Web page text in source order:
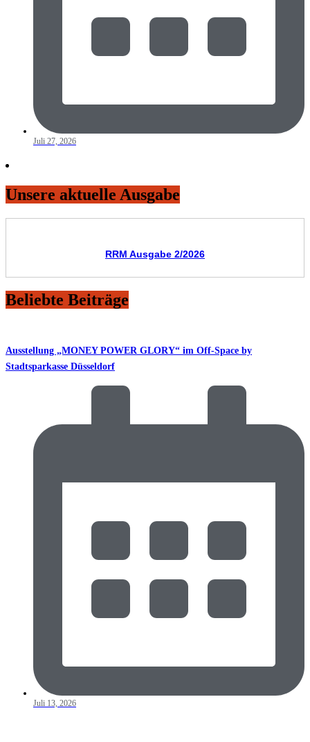
Juli 27, 2026
Unsere aktuelle Ausgabe
RRM Ausgabe 2/2026
Beliebte Beiträge
Ausstellung „MONEY POWER GLORY“ im Off-Space by
Stadtsparkasse Düsseldorf
Juli 13, 2026